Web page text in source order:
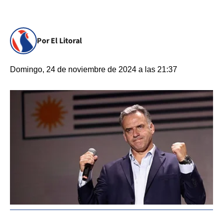
Por El Litoral
Domingo, 24 de noviembre de 2024 a las 21:37